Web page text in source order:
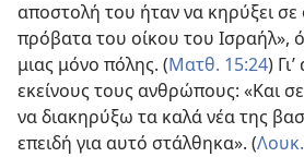
αποστολή του ήταν να κηρύξει
πρόβατα του οίκου του Ισραήλ»,
μιας μόνο πόλης. (Ματθ. 15:24)
εκείνους τους ανθρώπους: «Και
να διακηρύξω τα καλά νέα της
επειδή για αυτό στάλθηκα». (